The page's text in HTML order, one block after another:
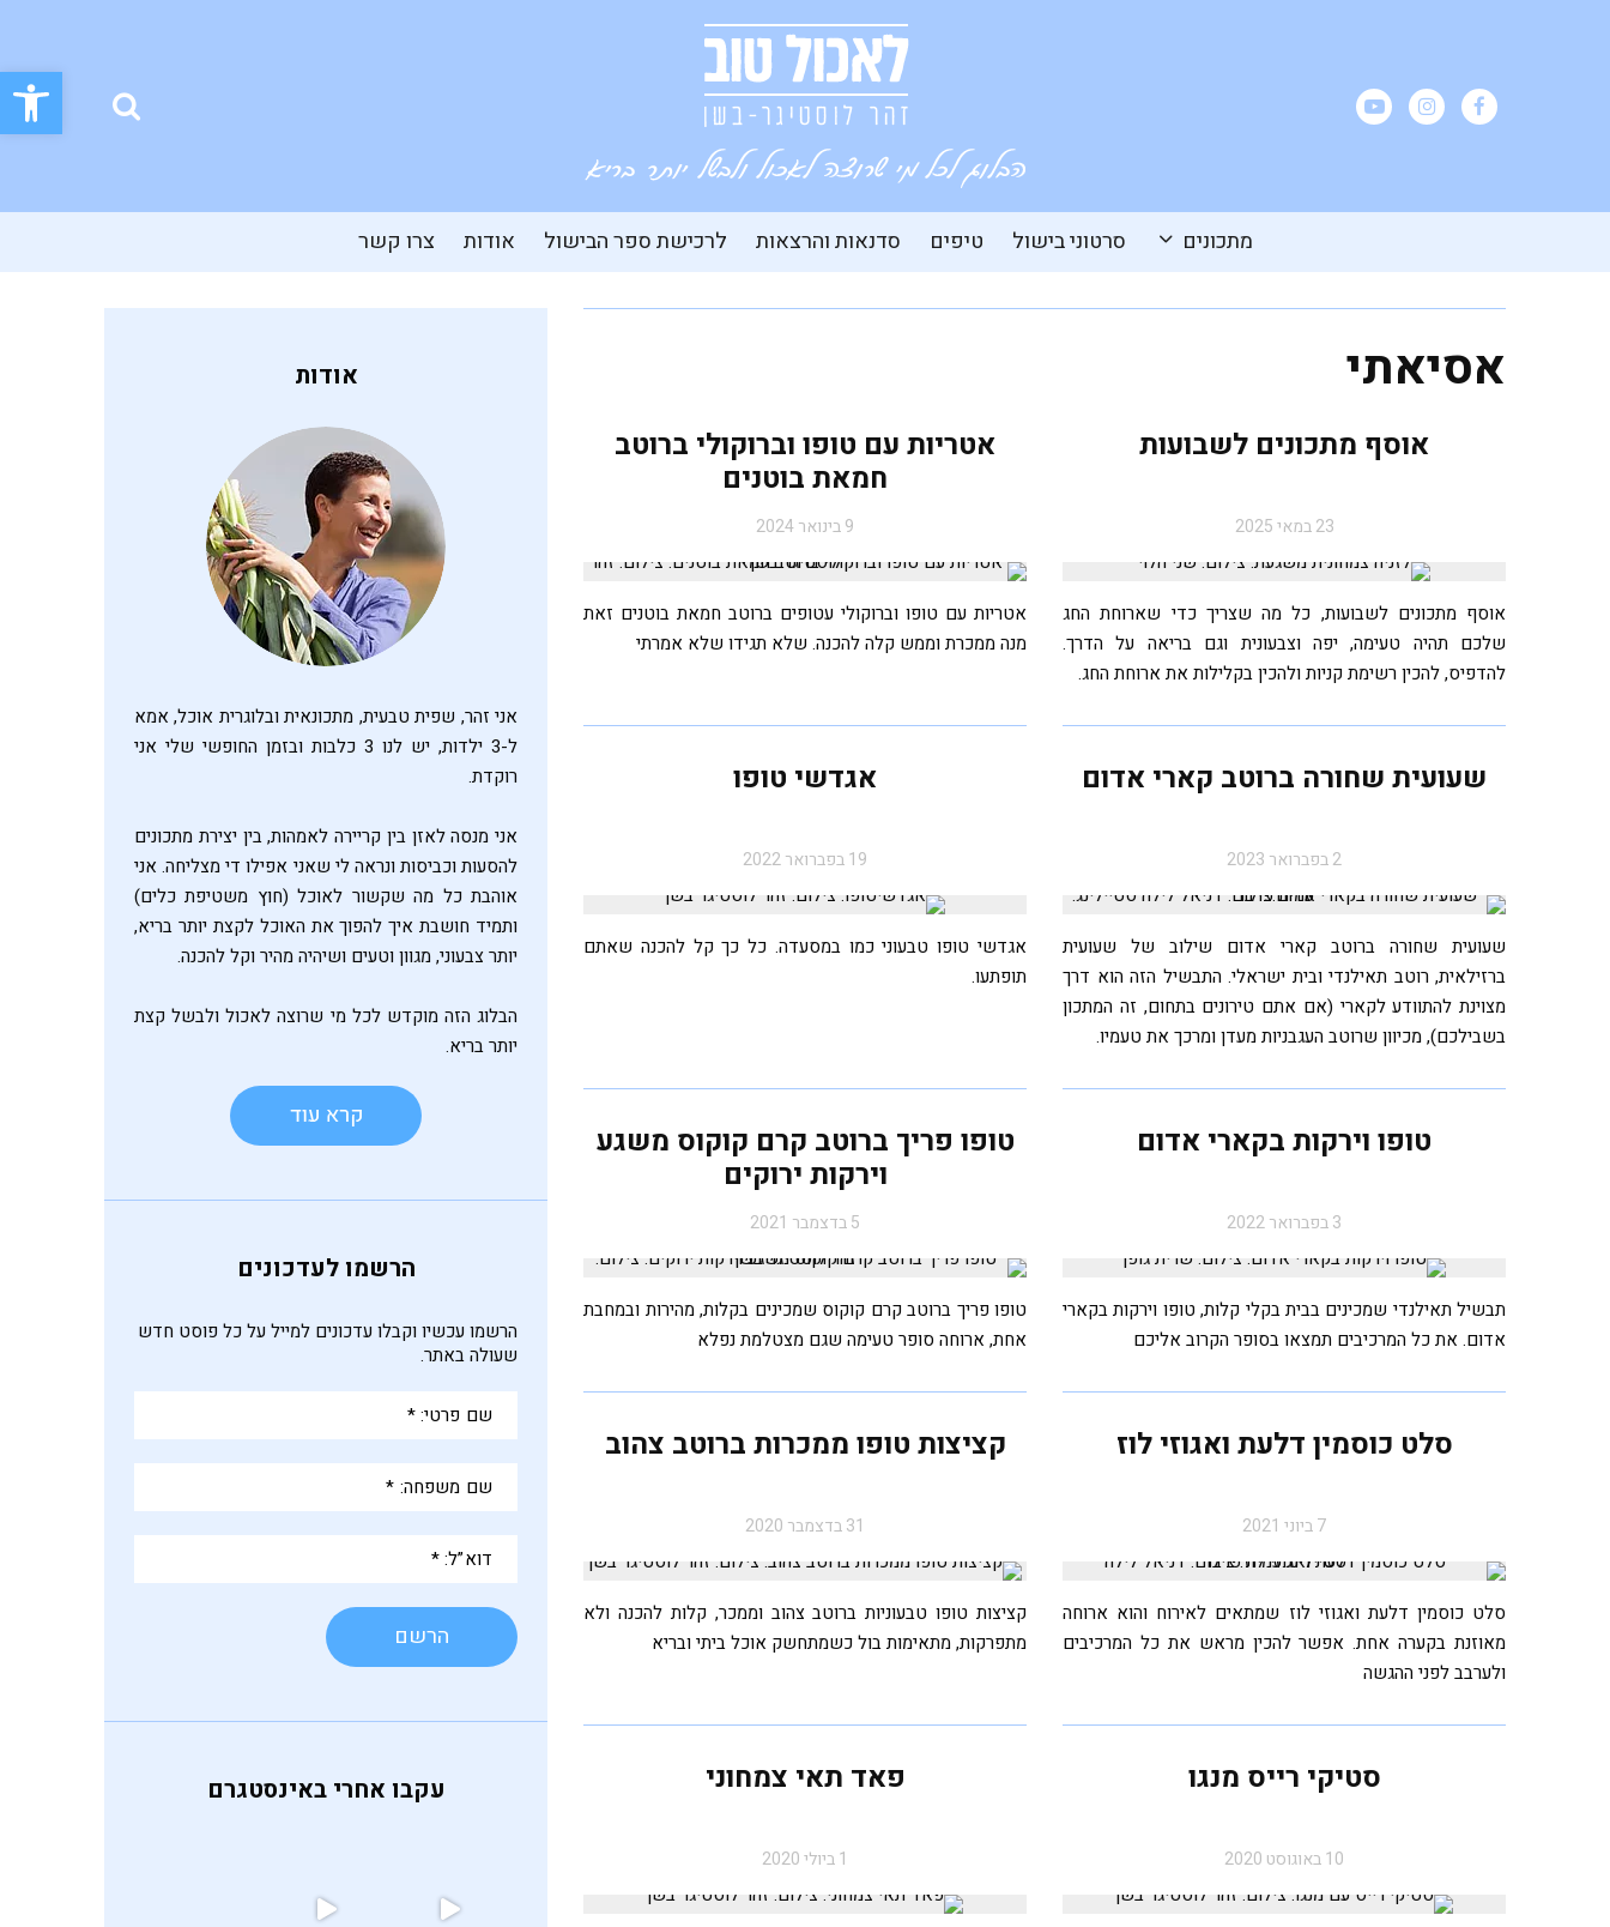
פתח
מתכונים סרטוני בישול טיפים סדנאות והרצאות לרכישת ספר הבישול אודות צרו קשר
אסיאתי
אוסף מתכונים לשבועות
23 במאי 2025
אוסף מתכונים לשבועות, כל מה שצריך כדי שארוחת החג
שלכם תהיה טעימה, יפה וצבעונית וגם בריאה על הדרך.
להדפיס, להכין רשימת קניות ולהכין בקלילות את ארוחת החג.
אטריות עם טופו וברוקולי ברוטב
חמאת בוטנים
9 בינואר 2024
אטריות עם טופו וברוקולי עטופים ברוטב חמאת בוטנים זאת
מנה ממכרת וממש קלה להכנה. שלא תגידו שלא אמרתי
שעועית שחורה ברוטב קארי אדום
2 בפברואר 2023
שעועית שחורה ברוטב קארי אדום שילוב של שעועית
ברזילאית, רוטב תאילנדי ובית ישראלי. התבשיל הזה הוא דרך
מצוינת להתוודע לקארי (אם אתם טירונים בתחום, זה המתכון
בשבילכם), מכיוון שרוטב העגבניות מעדן ומרכך את טעמיו.
אגדשי טופו
19 בפברואר 2022
אגדשי טופו טבעוני כמו במסעדה. כל כך קל להכנה שאתם
תופתעו.
טופו וירקות בקארי אדום
3 בפברואר 2022
תבשיל תאילנדי שמכינים בבית בקלי קלות, טופו וירקות בקארי
אדום. את כל המרכיבים תמצאו בסופר הקרוב אליכם
טופו פריך ברוטב קרם קוקוס משגע
וירקות ירוקים
5 בדצמבר 2021
טופו פריך ברוטב קרם קוקוס שמכינים בקלות, מהירות ובמחבת
אחת, ארוחה סופר טעימה שגם מצטלמת נפלא
סלט כוסמין דלעת ואגוזי לוז
7 ביוני 2021
סלט כוסמין דלעת ואגוזי לוז שמתאים לאירוח והוא ארוחה
מאוזנת בקערה אחת. אפשר להכין מראש את כל המרכיבים
ולערבב לפני ההגשה
קציצות טופו ממכרות ברוטב צהוב
31 בדצמבר 2020
קציצות טופו טבעוניות ברוטב צהוב וממכר, קלות להכנה ולא
מתפרקות, מתאימות בול כשמתחשק אוכל ביתי ובריא
סטיקי רייס מנגו
10 באוגוסט 2020
פאד תאי צמחוני
1 ביולי 2020
אודות
אני זהר, שפית טבעית, מתכונאית ובלוגרית אוכל, אמא
ל-3 ילדות, יש לנו 3 כלבות ובזמן החופשי שלי אני
רוקדת.
אני מנסה לאזן בין קריירה לאמהות, בין יצירת מתכונים
להסעות וכביסות ונראה לי שאני אפילו די מצליחה. אני
אוהבת כל מה שקשור לאוכל (חוץ משטיפת כלים)
ותמיד חושבת איך להפוך את האוכל לקצת יותר בריא,
יותר צבעוני, מגוון וטעים ושיהיה מהיר וקל להכנה.
הבלוג הזה מוקדש לכל מי שרוצה לאכול ולבשל קצת
יותר בריא.
הרשמו לעדכונים
הרשמו עכשיו וקבלו עדכונים למייל על כל פוסט חדש
שעולה באתר.
פרטי:
משפחה:
עקבו אחרי באינסטגרם